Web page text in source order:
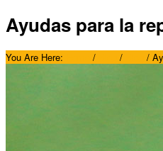
Ayudas para la
You Are Here: / / /